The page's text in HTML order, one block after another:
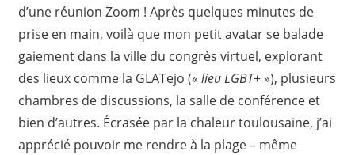
d’une réunion Zoom ! Après quelques minutes de
prise en main, voilà que mon petit avatar se balade
gaiement dans la ville du congrès virtuel, explorant
des lieux comme la GLATejo (« lieu LGBT+ »), plusieurs
chambres de discussions, la salle de conférence et
bien d’autres. Écrasée par la chaleur toulousaine, j’ai
apprécié pouvoir me rendre à la plage – même